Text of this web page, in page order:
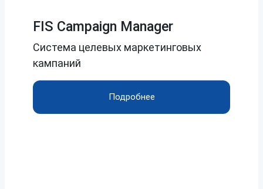
FIS Campaign Manager
Система целевых маркетинговых
кампаний
Подробнее